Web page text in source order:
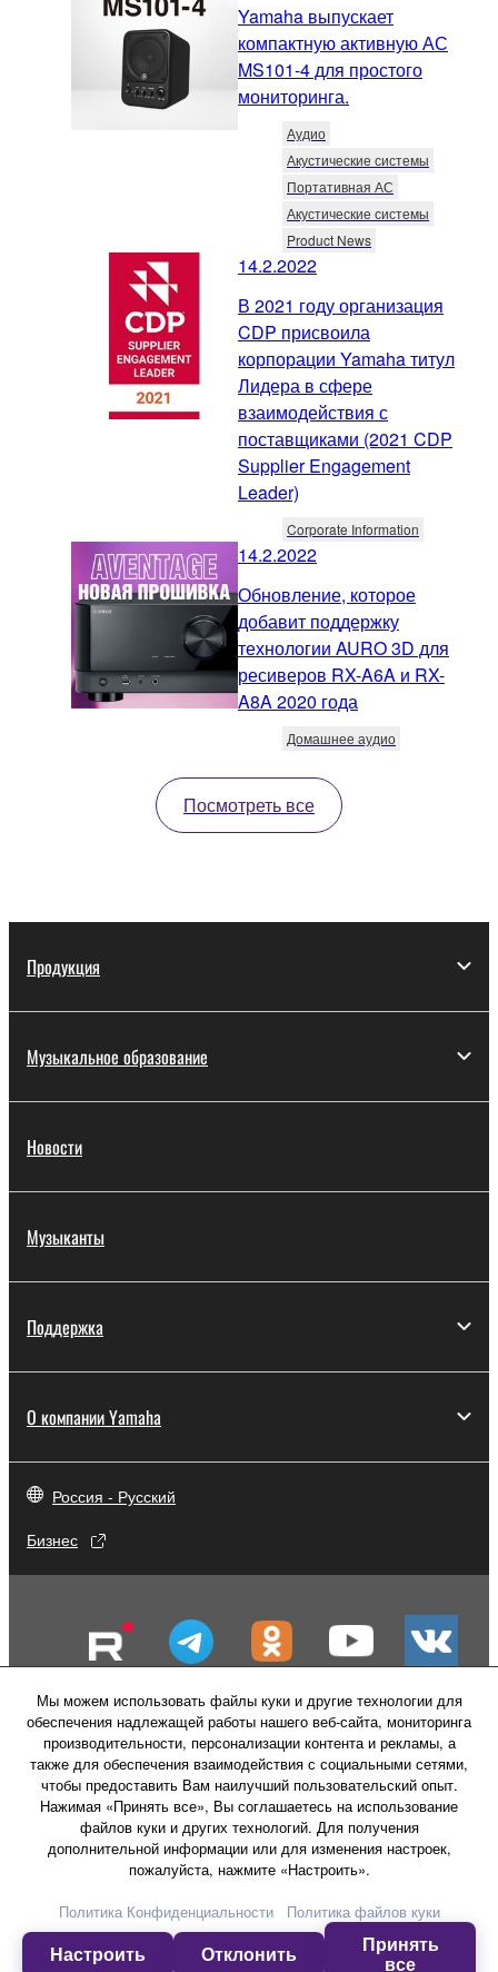
Yamaha выпускает
компактную активную АС
MS101-4 для простого
мониторинга.
Аудио
Акустические системы
Портативная АС
Акустические системы
Product News
14.2.2022
В 2021 году организация
CDP присвоила
корпорации Yamaha титул
Лидера в сфере
взаимодействия с
поставщиками (2021 CDP
Supplier Engagement
Leader)
Corporate Information
14.2.2022
Обновление, которое
добавит поддержку
технологии AURO 3D для
ресиверов RX-A6A и RX-
A8A 2020 года
Домашнее аудио
Посмотреть все
Продукция
Музыкальное образование
Новости
Музыканты
Поддержка
О компании Yamaha
Россия - Русский
Бизнес
Мы можем использовать файлы куки и другие технологии для
обеспечения надлежащей работы нашего веб-сайта, мониторинга
производительности, персонализации контента и рекламы, а
также для обеспечения взаимодействия с социальными сетями,
чтобы предоставить Вам наилучший пользовательский опыт.
Нажимая «Принять все», Вы соглашаетесь на использование
файлов куки и других технологий. Для получения
дополнительной информации или для изменения настроек,
пожалуйста, нажмите «Настроить».
Политика Конфиденциальности
Политика файлов куки
Настроить Отклонить
Принять
все
Свяжитесь с намиУсловия использования
Политика конфиденциальности
Политика в отношении файлов куки
© Yamaha Corporation.